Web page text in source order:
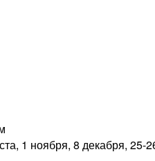
1 ноября, 8 декабря, 25-